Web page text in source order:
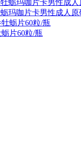
玛咖片卡男性成人
片60粒/瓶